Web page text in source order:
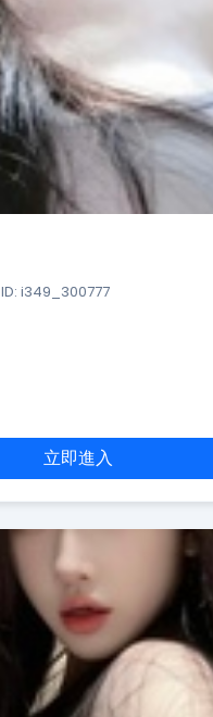
ID: i349_300777
立即進入